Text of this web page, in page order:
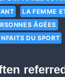
LA FEMME
ÂGÉES
DU SPORT